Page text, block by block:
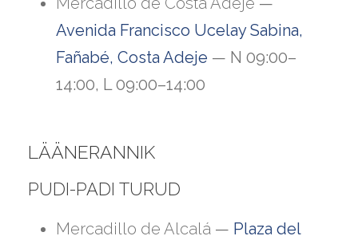
Avenida Francisco Ucelay Sabina,
Fañabé, Costa Adeje — N 09:00–
14:00, L 09:00–14:00
LÄÄNERANNIK
PUDI-PADI TURUD
Mercadillo de Alcalá — Plaza del